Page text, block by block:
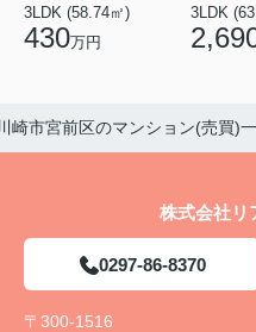
3LDK (58.74㎡)
430万円
3LDK
崎市宮前区のマンション(売買)
株式会社リ
0297-86-8370
〒300-1516